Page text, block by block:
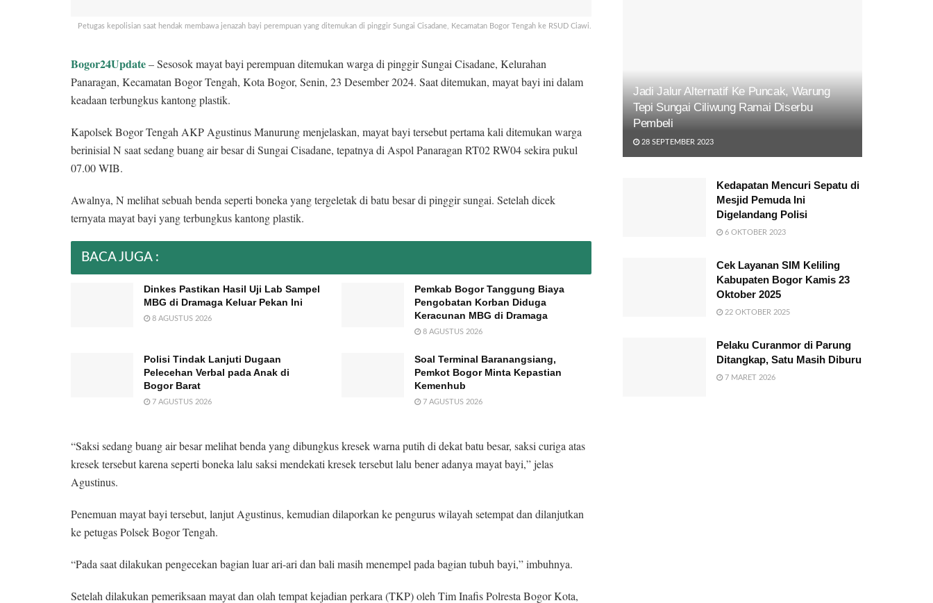
Petugas kepolisian saat hendak membawa jenazah bayi perempuan yang ditemukan di pinggir Sungai Cisadane, Kecamatan Bogor Tengah ke RSUD Ciawi.
Bogor24Update– Sesosok mayat bayi perempuan ditemukan warga di pinggir Sungai Cisadane, Kelurahan
Panaragan, Kecamatan Bogor Tengah, Kota Bogor, Senin, 23 Desember 2024. Saat ditemukan, mayat bayi ini dalam
keadaan terbungkus kantong plastik.
Kapolsek Bogor Tengah AKP Agustinus Manurung menjelaskan, mayat bayi tersebut pertama kali ditemukan warga
berinisial N saat sedang buang air besar di Sungai Cisadane, tepatnya di Aspol Panaragan RT02 RW04 sekira pukul
07.00 WIB.
Awalnya, N melihat sebuah benda seperti boneka yang tergeletak di batu besar di pinggir sungai. Setelah dicek
ternyata mayat bayi yang terbungkus kantong plastik.
BACA JUGA :
Dinkes Pastikan Hasil Uji Lab Sampel
MBG di Dramaga Keluar Pekan Ini
8 AGUSTUS 2026
Pemkab Bogor Tanggung Biaya
Pengobatan Korban Diduga
Keracunan MBG di Dramaga
8 AGUSTUS 2026
Polisi Tindak Lanjuti Dugaan
Pelecehan Verbal pada Anak di
Bogor Barat
7 AGUSTUS 2026
Soal Terminal Baranangsiang,
Pemkot Bogor Minta Kepastian
Kemenhub
7 AGUSTUS 2026
“Saksi sedang buang air besar melihat benda yang dibungkus kresek warna putih di dekat batu besar, saksi curiga atas
kresek tersebut karena seperti boneka lalu saksi mendekati kresek tersebut lalu bener adanya mayat bayi,” jelas
Agustinus.
Penemuan mayat bayi tersebut, lanjut Agustinus, kemudian dilaporkan ke pengurus wilayah setempat dan dilanjutkan
ke petugas Polsek Bogor Tengah.
“Pada saat dilakukan pengecekan bagian luar ari-ari dan bali masih menempel pada bagian tubuh bayi,” imbuhnya.
Setelah dilakukan pemeriksaan mayat dan olah tempat kejadian perkara (TKP) oleh Tim Inafis Polresta Bogor Kota,
Jadi Jalur Alternatif Ke Puncak, Warung
Tepi Sungai Ciliwung Ramai Diserbu
Pembeli
28 SEPTEMBER 2023
Kedapatan Mencuri Sepatu di
Mesjid Pemuda Ini
Digelandang Polisi
6 OKTOBER 2023
Cek Layanan SIM Keliling
Kabupaten Bogor Kamis 23
Oktober 2025
22 OKTOBER 2025
Pelaku Curanmor di Parung
Ditangkap, Satu Masih Diburu
7 MARET 2026